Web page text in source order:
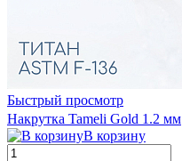
Быстрый просмотр
Накрутка Tameli Gold 1.2 мм
В корзину